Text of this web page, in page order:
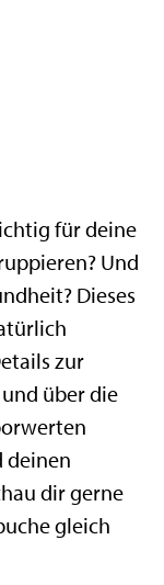
für deine
Und
Dieses
zur
über die
deinen
dir gerne
gleich